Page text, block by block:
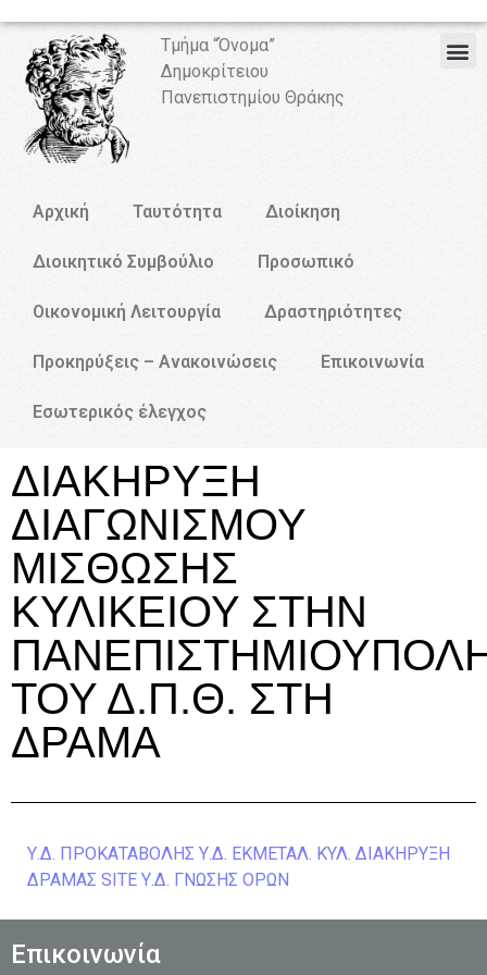
Τμήμα “Όνομα”
Δημοκρίτειου
Πανεπιστημίου Θράκης
Αρχική Ταυτότητα Διοίκηση
Διοικητικό Συμβούλιο Προσωπικό
Οικονομική Λειτουργία Δραστηριότητες
Προκηρύξεις – Ανακοινώσεις Επικοινωνία
Εσωτερικός έλεγχος
ΔΙΑΚΗΡΥΞΗ
ΔΙΑΓΩΝΙΣΜΟΥ
ΜΙΣΘΩΣΗΣ
ΚΥΛΙΚΕΙΟΥ ΣΤΗΝ
ΤΟΥ Δ.Π.Θ. ΣΤΗ
ΔΡΑΜΑ
Υ.Δ. ΠΡΟΚΑΤΑΒΟΛΗΣ Υ.Δ. ΕΚΜΕΤΑΛ. ΚΥΛ. ΔΙΑΚΗΡΥΞΗ
ΔΡΑΜΑΣ SITE Υ.Δ. ΓΝΩΣΗΣ ΟΡΩΝ
Επικοινωνία